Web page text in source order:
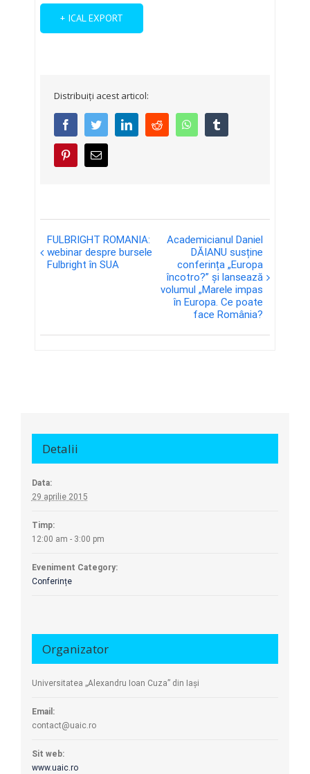
+ ICAL EXPORT
Distribuiți acest articol:
facebooktwitter linkedinreddit whatsapp
pinterestE-
mail:
Eveniment
Navigation
FULBRIGHT ROMANIA:
webinar despre bursele
Fulbright în SUA
Academicianul Daniel
DĂIANU susține
conferința „Europa
încotro?” și lansează
volumul „Marele impas
în Europa. Ce poate
face România?
Detalii
Data:
29 aprilie 2015
Timp:
12:00 am - 3:00 pm
Eveniment Category:
Conferințe
Organizator
Universitatea „Alexandru Ioan Cuza” din Iași
Email:
contact@uaic.ro
Sit web:
www.uaic.ro